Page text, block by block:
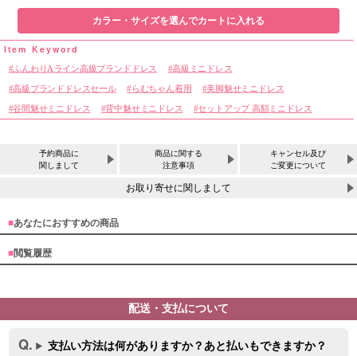
カラー・サイズを選んでカートに入れる
ふんわりAライン高級ブランドドレス 高級ミニドレス
高級ブランドドレスセール らむちゃん着用
美脚魅せミニドレス
谷間魅せミニドレス
背中魅せミニドレス セットアップ 高額ミニドレス
予約商品に
関しまして
商品に関する
注意事項
キャンセル及び
ご変更について
お取り寄せに関しまして
■あなたにおすすめの商品
■閲覧履歴
配送・支払について
支払い方法は何がありますか？あと払いもできますか？